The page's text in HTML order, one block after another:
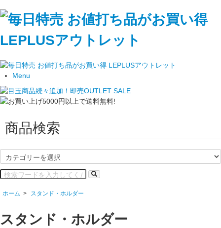
Menu
商品検索
ホーム > スタンド・ホルダー
スタンド・ホルダー